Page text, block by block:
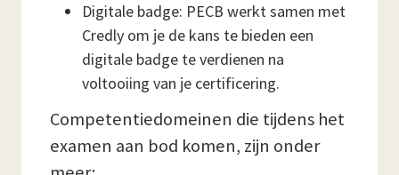
Digitale badge: PECB werkt samen met
Credly om je de kans te bieden een
digitale badge te verdienen na
voltooiing van je certificering.
Competentiedomeinen die tijdens het
examen aan bod komen, zijn onder